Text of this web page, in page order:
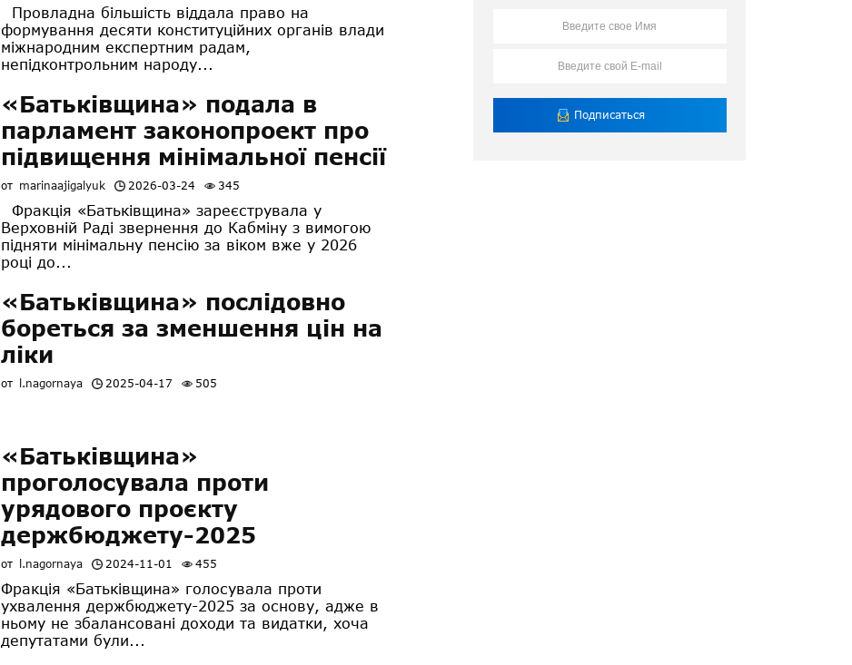
Провладна більшість віддала право на
формування десяти конституційних органів влади
міжнародним експертним радам,
непідконтрольним народу...
«Батьківщина» подала в
парламент законопроект про
підвищення мінімальної пенсії
от marinaajigalyuk 2026-03-24 345
Фракція «Батьківщина» зареєструвала у
Верховній Раді звернення до Кабміну з вимогою
підняти мінімальну пенсію за віком вже у 2026
році до...
«Батьківщина» послідовно
бореться за зменшення цін на
ліки
от l.nagornaya 2025-04-17 505
«Батьківщина»
проголосувала проти
урядового проєкту
держбюджету-2025
от l.nagornaya 2024-11-01 455
Фракція «Батьківщина» голосувала проти
ухвалення держбюджету-2025 за основу, адже в
ньому не збалансовані доходи та видатки, хоча
депутатами були...